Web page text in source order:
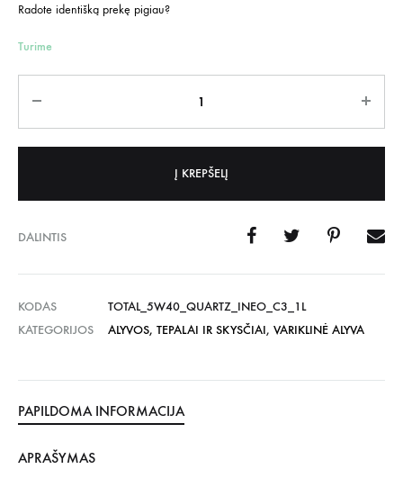
Radote identišką prekę pigiau?
Turime
Į KREPŠELĮ
DALINTIS
KODAS
TOTAL_5W40_QUARTZ_INEO_C3_1L
KATEGORIJOS
ALYVOS, TEPALAI IR SKYSČIAI, VARIKLINĖ ALYVA
PAPILDOMA INFORMACIJA
APRAŠYMAS